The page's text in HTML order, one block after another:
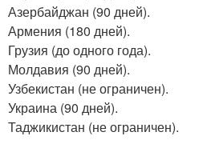
Азербайджан (90 дней).
Армения (180 дней).
Грузия (до одного года).
Молдавия (90 дней).
Узбекистан (не ограничен).
Украина (90 дней).
Таджикистан (не ограничен).